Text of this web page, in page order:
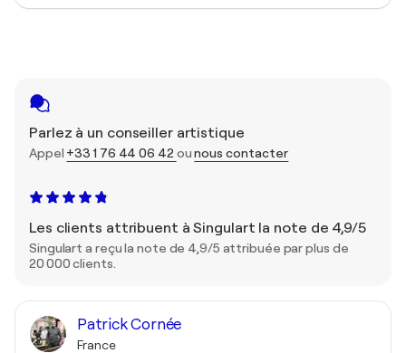
Parlez à un conseiller artistique
Appel +33 1 76 44 06 42 ounous contacter
Les clients attribuent à Singulart la note de 4,9/5
Singulart a reçu la note de 4,9/5 attribuée par plus de
20 000 clients.
Patrick Cornée
France